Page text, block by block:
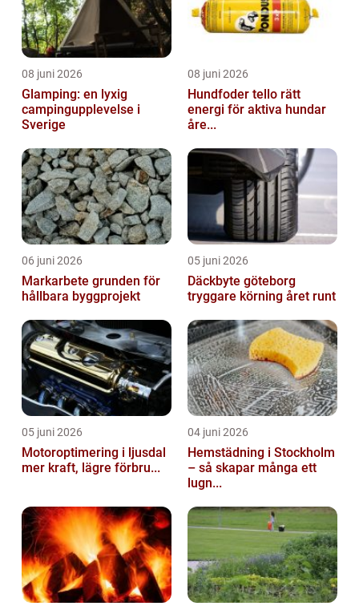
08 juni 2026
Glamping: en lyxig
campingupplevelse i
Sverige
08 juni 2026
Hundfoder tello rätt
energi för aktiva hundar
åre...
06 juni 2026
Markarbete grunden för
hållbara byggprojekt
05 juni 2026
Däckbyte göteborg
tryggare körning året runt
05 juni 2026
Motoroptimering i ljusdal
mer kraft, lägre förbru...
04 juni 2026
Hemstädning i Stockholm
– så skapar många ett
lugn...